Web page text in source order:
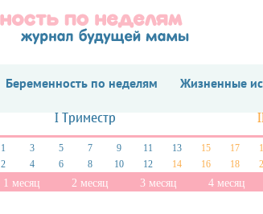
Беременность по неделям Жизненные
I Триместр
1 3 5 7 9 11 13 15 17
2
4 6 8 10 12 14 16 18
1 месяц 2 месяц 3 месяц 4 месяц